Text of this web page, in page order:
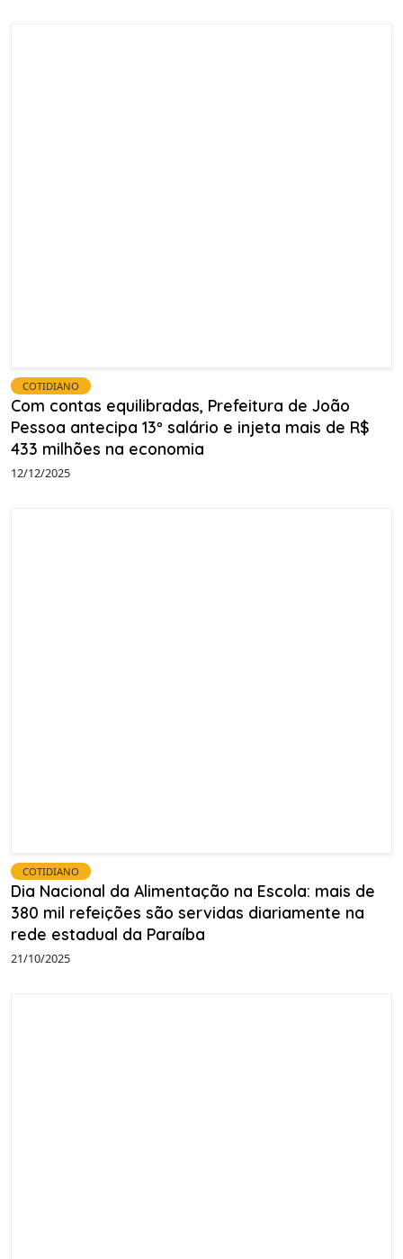
COTIDIANO
Com contas equilibradas, Prefeitura de João
Pessoa antecipa 13º salário e injeta mais de R$
433 milhões na economia
12/12/2025
COTIDIANO
Dia Nacional da Alimentação na Escola: mais de
380 mil refeições são servidas diariamente na
rede estadual da Paraíba
21/10/2025